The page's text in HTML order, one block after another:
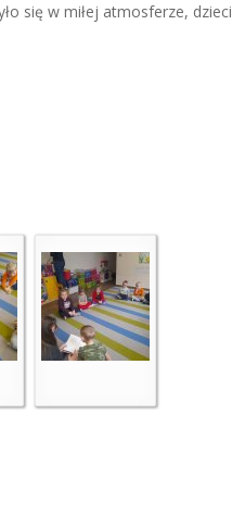
się w miłej atmosferze, dzieci